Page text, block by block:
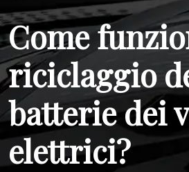
Come
riciclaggio
batterie dei
elettrici?